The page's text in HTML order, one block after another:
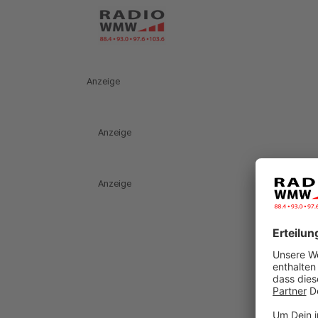
Anzeige
Anzeige
Anzeige